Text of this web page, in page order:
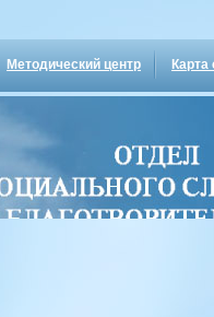
Методический центр Карта